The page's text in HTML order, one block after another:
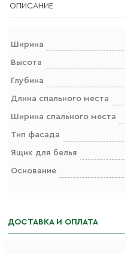
ОПИСАНИЕ
Ширина
Высота
Глубина
Длина спального места
Ширина спального места
Тип фасада
Ящик для белья
Основание
ДОСТАВКА И ОПЛАТА